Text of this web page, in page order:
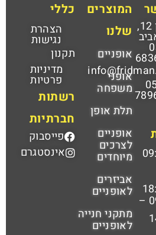
שוקן 12,
09:00 –
המוצרים
שלנו
אופניים
אופני
משפחה
תלת אופן
אופניים
לצרכים
מיוחדים
אביזרים
לאופניים
מתקני חנייה
לאופניים
כללי
הצהרת
נגישות
תקנון
מדיניות
פרטיות
רשתות
חברתיות
פייסבוק
אינסטגרם